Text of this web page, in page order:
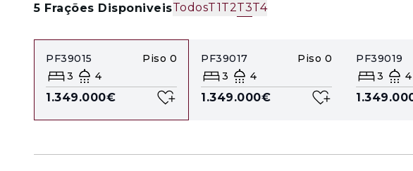
5 Frações DisponiveisTodosT1T2T3T4
PF39015 Piso 0
3
4
1.349.000€
PF39017 Piso 0
3
4
1.349.000€
PF39019
3
4